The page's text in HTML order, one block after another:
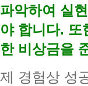
파악하여 실
야 합니다. 또
한 비상금을
제 경험상 성